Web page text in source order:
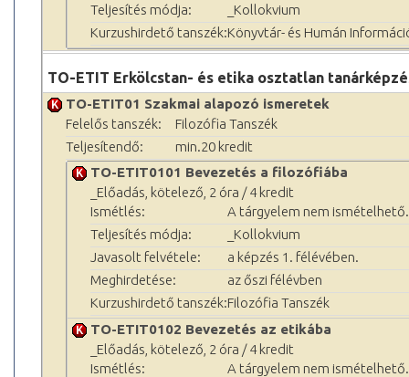
Teljesítés módja:
_Kollokvium
Kurzushirdető tanszék:Könyvtár- és Humán
TO-ETIT Erkölcstan- és etika osztatlan
TO-ETIT01 Szakmai alapozó ismeretek
Felelős tanszék:
Filozófia Tanszék
Teljesítendő:
min.20 kredit
TO-ETIT0101 Bevezetés a filozófiába
_Előadás, kötelező, 2 óra / 4 kredit
Ismétlés:
A tárgyelem nem ismételhető.
Teljesítés módja:
_Kollokvium
Javasolt felvétele:
a képzés 1. félévében.
Meghirdetése:
az őszi félévben
Kurzushirdető tanszék:Filozófia Tanszék
TO-ETIT0102 Bevezetés az etikába
_Előadás, kötelező, 2 óra / 4 kredit
Ismétlés:
A tárgyelem nem ismételhető.